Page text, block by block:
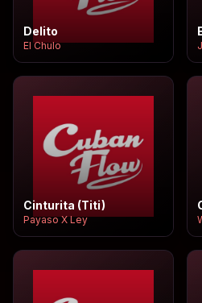
Delito
El Chulo
Cinturita (Titi)
Payaso X Ley